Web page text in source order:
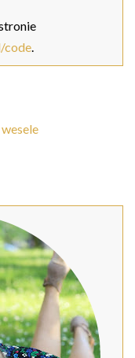
code.
wesele